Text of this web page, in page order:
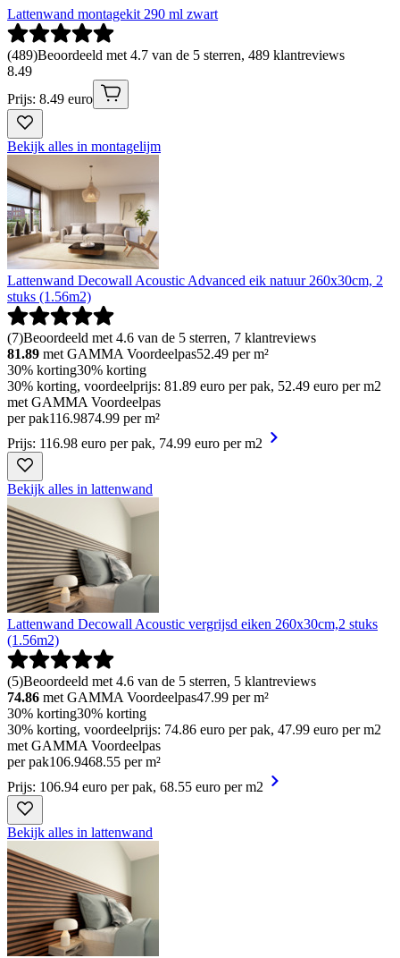
Lattenwand montagekit 290 ml zwart
(489)Beoordeeld met 4.7 van de 5 sterren, 489 klantreviews
8.49
Prijs: 8.49 euro
Bekijk alles in montagelijm
Lattenwand Decowall Acoustic Advanced eik natuur 260x30cm, 2
stuks (1.56m2)
(7)Beoordeeld met 4.6 van de 5 sterren, 7 klantreviews
81.89 met GAMMA Voordeelpas52.49 per m²
30% korting30% korting
30% korting, voordeelprijs: 81.89 euro per pak, 52.49 euro per m2
met GAMMA Voordeelpas
per pak116.9874.99 per m²
Prijs: 116.98 euro per pak, 74.99 euro per m2
Bekijk alles in lattenwand
Lattenwand Decowall Acoustic vergrijsd eiken 260x30cm,2 stuks
(1.56m2)
(5)Beoordeeld met 4.6 van de 5 sterren, 5 klantreviews
74.86 met GAMMA Voordeelpas47.99 per m²
30% korting30% korting
30% korting, voordeelprijs: 74.86 euro per pak, 47.99 euro per m2
met GAMMA Voordeelpas
per pak106.9468.55 per m²
Prijs: 106.94 euro per pak, 68.55 euro per m2
Bekijk alles in lattenwand